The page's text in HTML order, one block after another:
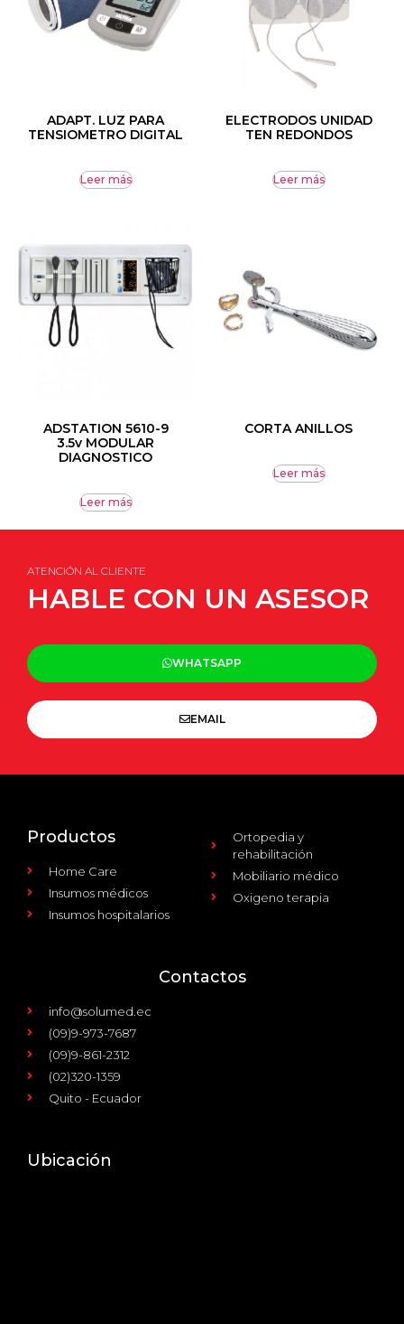
ADAPT. LUZ PARA
TENSIOMETRO DIGITAL
Leer más
ELECTRODOS UNIDAD
TEN REDONDOS
Leer más
ADSTATION 5610-9
3.5v MODULAR
DIAGNOSTICO
Leer más
CORTA ANILLOS
Leer más
ATENCIÓN AL CLIENTE
HABLE CON UN ASESOR
WHATSAPP
EMAIL
Productos
Home Care
Insumos médicos
Insumos hospitalarios
Ortopedia y
rehabilitación
Mobiliario médico
Oxigeno terapia
Contactos
info@solumed.ec
(09)9-973-7687
(09)9-861-2312
(02)320-1359
Quito - Ecuador
Ubicación